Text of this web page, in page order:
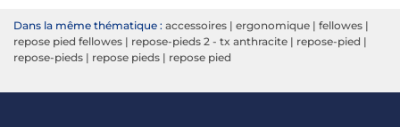
Dans la même thématique : accessoires | ergonomique | fellowes |
repose pied fellowes | repose-pieds 2 - tx anthracite | repose-pied |
repose-pieds | repose pieds | repose pied